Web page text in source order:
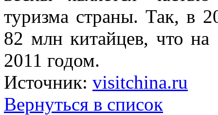
туризма страны. Так, в
82 млн китайцев, что
2011 годом.
Источник: visitchina.ru
Вернуться в список